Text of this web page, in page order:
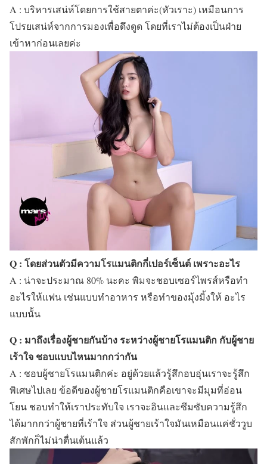
A : บริหารเสน่ห์โดยการใช้สายตาค่ะ(หัวเราะ) เหมือนการ
โปรยเสน่ห์จากการมองเพื่อดึงดูด โดยที่เราไม่ต้องเป็นฝ่าย
เข้าหาก่อนเลยค่ะ
Q : โดยส่วนตัวมีความโรแมนติกกี่เปอร์เซ็นต์ เพราะอะไร
A : น่าจะประมาณ 80% นะคะ พิมจะชอบเซอร์ไพรส์หรือทำ
อะไรให้แฟน เช่นแบบทำอาหาร หรือทำของมุ้งมิ้งให้ อะไร
แบบนั้น
Q : มาถึงเรื่องผู้ชายกันบ้าง ระหว่างผู้ชายโรแมนติก กับผู้ชาย
เร้าใจ ชอบแบบไหนมากกว่ากัน
A : ชอบผู้ชายโรแมนติกค่ะ อยู่ด้วยแล้วรู้สึกอบอุ่นเราจะรู้สึก
พิเศษไปเลย ข้อดีของผู้ชายโรแมนติกคือเขาจะมีมุมที่อ่อน
โยน ชอบทำให้เราประทับใจ เราจะอินและซึมซับความรู้สึก
ได้มากกว่าผู้ชายที่เร้าใจ ส่วนผู้ชายเร้าใจมันเหมือนแค่ชั่ววูบ
สักพักก็ไม่น่าตื่นเต้นแล้ว